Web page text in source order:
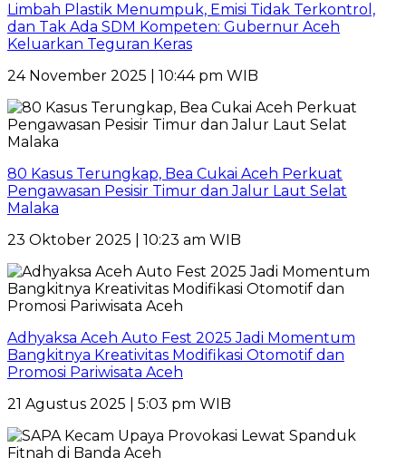
Limbah Plastik Menumpuk, Emisi Tidak Terkontrol,
dan Tak Ada SDM Kompeten: Gubernur Aceh
Keluarkan Teguran Keras
24 November 2025 | 10:44 pm WIB
80 Kasus Terungkap, Bea Cukai Aceh Perkuat
Pengawasan Pesisir Timur dan Jalur Laut Selat
Malaka
23 Oktober 2025 | 10:23 am WIB
Adhyaksa Aceh Auto Fest 2025 Jadi Momentum
Bangkitnya Kreativitas Modifikasi Otomotif dan
Promosi Pariwisata Aceh
21 Agustus 2025 | 5:03 pm WIB